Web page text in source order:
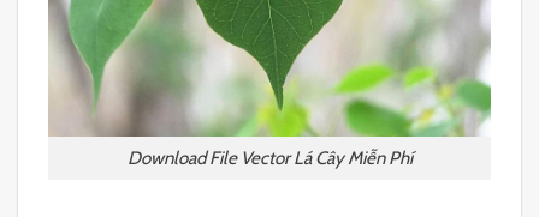
Download File Vector Lá Cây Miễn Phí